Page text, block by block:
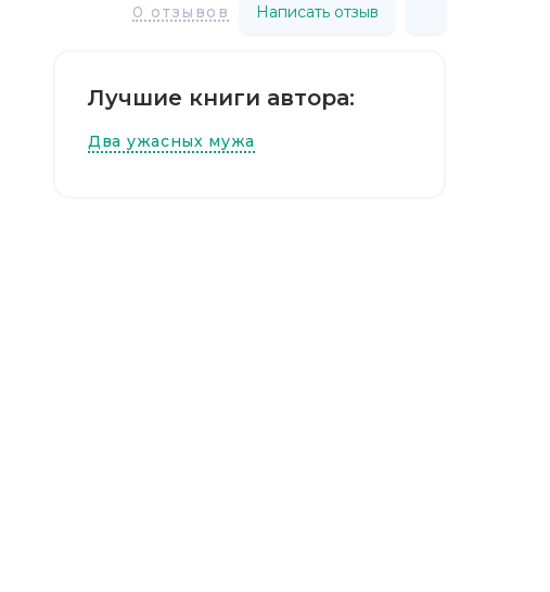
0 отзывов Написать отзыв
Лучшие книги автора:
Два ужасных мужа